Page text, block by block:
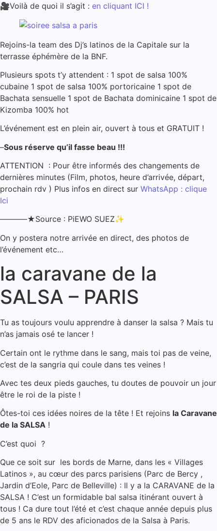
🎥Voilà de quoi il s’agit : en cliquant ICI !
Rejoins-la team des Dj’s latinos de la Capitale sur la
terrasse éphémère de la BNF.
Plusieurs spots t’y attendent : 1 spot de salsa 100%
cubaine 1 spot de salsa 100% portoricaine 1 spot de
Bachata sensuelle 1 spot de Bachata dominicaine 1 spot de
Kizomba 100% hot
L’événement est en plein air, ouvert à tous et GRATUIT !
–Sous réserve qu’il fasse beau !!!
ATTENTION : Pour être informés des changements de
dernières minutes (Film, photos, heure d’arrivée, départ,
prochain rdv ) Plus infos en direct sur WhatsApp : clique
Ici
———–★Source : PiEWO SUEZ✨
On y postera notre arrivée en direct, des photos de
l’événement etc…
la caravane de la
SALSA – PARIS
Tu as toujours voulu apprendre à danser la salsa ? Mais tu
n’as jamais osé te lancer !
Certain ont le rythme dans le sang, mais toi pas de veine,
c’est de la sangria qui coule dans tes veines !
Avec tes deux pieds gauches, tu doutes de pouvoir un jour
être le roi de la piste !
Ôtes-toi ces idées noires de la tête ! Et rejoins la Caravane
de la SALSA !
C’est quoi ?
Que ce soit sur les bords de Marne, dans les « Villages
Latinos », au cœur des parcs parisiens (Parc de Bercy ,
Jardin d’Eole, Parc de Belleville) : Il y a la CARAVANE de la
SALSA ! C’est un formidable bal salsa itinérant ouvert à
tous ! Ca dure tout l’été et c’est chaque année depuis plus
de 5 ans le RDV des aficionados de la Salsa à Paris.